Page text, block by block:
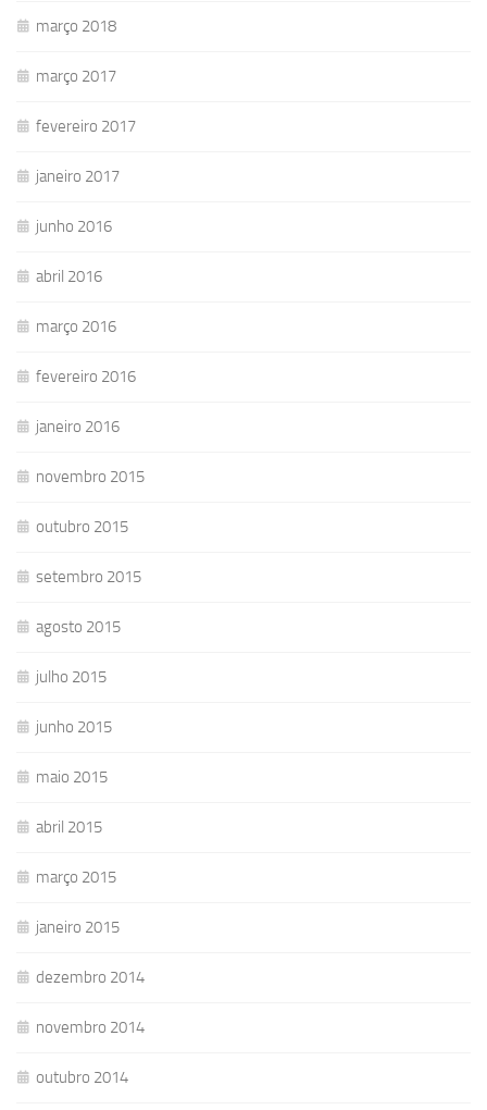
março 2018
março 2017
fevereiro 2017
janeiro 2017
junho 2016
abril 2016
março 2016
fevereiro 2016
janeiro 2016
novembro 2015
outubro 2015
setembro 2015
agosto 2015
julho 2015
junho 2015
maio 2015
abril 2015
março 2015
janeiro 2015
dezembro 2014
novembro 2014
outubro 2014